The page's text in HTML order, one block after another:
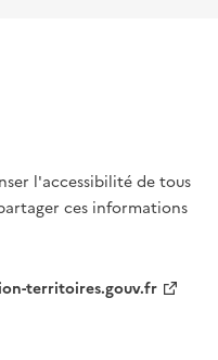
l'accessibilité de tous
ces informations
territoires.gouv.fr